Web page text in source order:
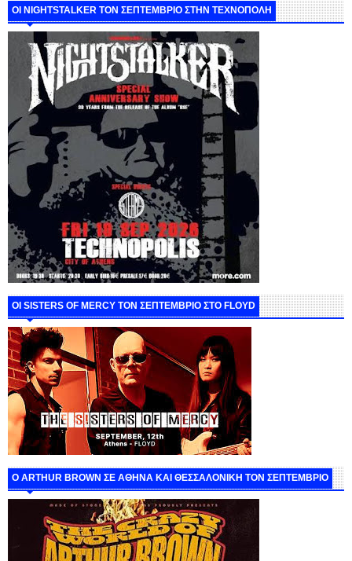
ΟΙ NIGHTSTALKER ΤΟΝ ΣΕΠΤΕΜΒΡΙΟ ΣΤΗΝ ΤΕΧΝΟΠΟΛΗ
ΟΙ SISTERS OF MERCY ΤΟΝ ΣΕΠΤΕΜΒΡΙΟ ΣΤΟ FLOYD
O ARTHUR BROWN ΣΕ ΑΘΗΝΑ ΚΑΙ ΘΕΣΣΑΛΟΝΙΚΗ ΤΟΝ ΣΕΠΤΕΜΒΡΙΟ